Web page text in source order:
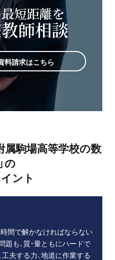
短距離を
師相談
料請求はこちら
属駒場高等学校の数
の
ント
間で解かなければならない
題も、質・量ともにハードで
夫する力、地道に作業する